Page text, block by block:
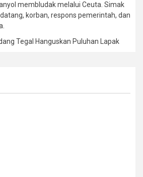
membludak melalui Ceuta. Simak
korban, respons pemerintah, dan
Tegal Hanguskan Puluhan Lapak